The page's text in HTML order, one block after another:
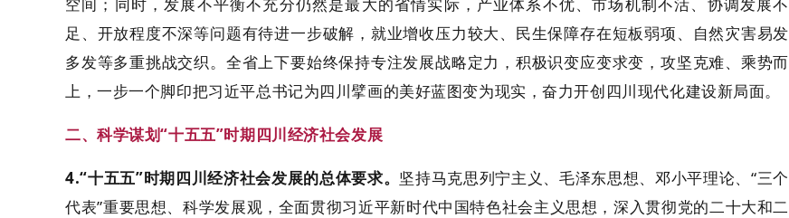
足、开放程度不深等问题有待进一步破解，就业增收压力较大、民生保障存在短板弱项、自然灾害易发
多发等多重挑战交织。全省上下要始终保持专注发展战略定力，积极识变应变求变，攻坚克难、乘势而
上，一步一个脚印把习近平总书记为四川擘画的美好蓝图变为现实，奋力开创四川现代化建设新局面。
二、科学谋划“十五五”时期四川经济社会发展
4.“十五五”时期四川经济社会发展的总体要求。 坚持马克思列宁主义、毛泽东思想、邓小平理论、“三个
代表”重要思想、科学发展观，全面贯彻习近平新时代中国特色社会主义思想，深入贯彻党的二十大和二